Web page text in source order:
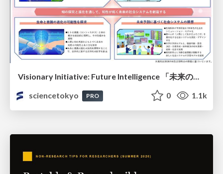
Visionary Initiative: Future Intelligence 「未来の知性と社会の礎を築く」｜Science Tokyo（東京科学大学）
sciencetokyo
PRO 0 1.1k